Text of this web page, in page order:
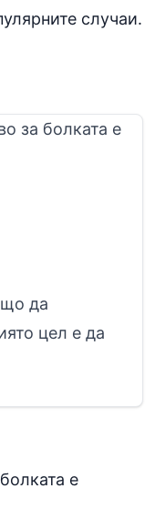
случаи.
за болката е
да
цел е да
е